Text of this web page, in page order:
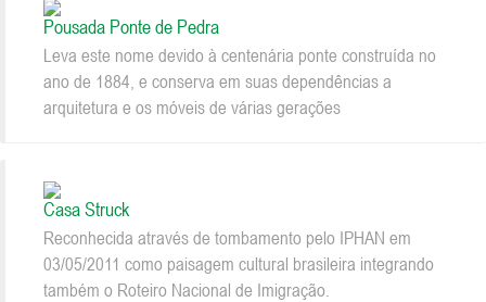
Pousada Ponte de Pedra
Leva este nome devido à centenária ponte construída no
ano de 1884, e conserva em suas dependências a
arquitetura e os móveis de várias gerações
Casa Struck
Reconhecida através de tombamento pelo IPHAN em
03/05/2011 como paisagem cultural brasileira integrando
também o Roteiro Nacional de Imigração.